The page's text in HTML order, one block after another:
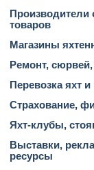
Производители
товаров
Магазины
Ремонт,
Перевозка яхт и
Страхование,
Яхт-клубы,
Выставки,
ресурсы